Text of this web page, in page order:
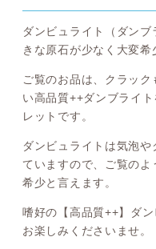
ダンビュライト（ダン
きな原石が少なく大変希
ご覧のお品は、クラッ
い高品質++ダンブライ
レットです。
ダンビュライトは気泡
ていますので、ご覧の
希少と言えます。
嗜好の【高品質++】ダ
お楽しみくださいませ。